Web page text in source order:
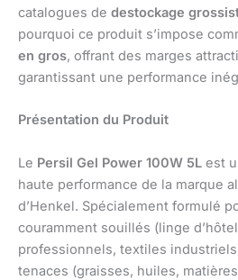
catalogues de destockage
pourquoi ce produit s’impose
en gros, offrant des marges
garantissant une performance
Présentation du Produit
Le Persil Gel Power 100W 5L est
haute performance de la marque
d’Henkel. Spécialement formulé
couramment souillés (linge
professionnels, textiles
tenaces (graisses, huiles,